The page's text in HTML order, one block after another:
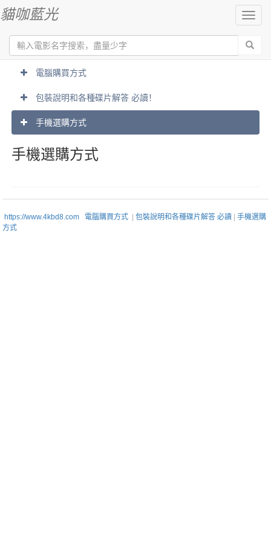
切
換
導
貓咖藍光
電腦購買方式
包裝說明和各種碟片解答 必讀！
手機選購方式
手機選購方式
https://www.4kbd8.com 電腦購買方式 包裝說明和各種碟片解答 必讀
手機選購
方式